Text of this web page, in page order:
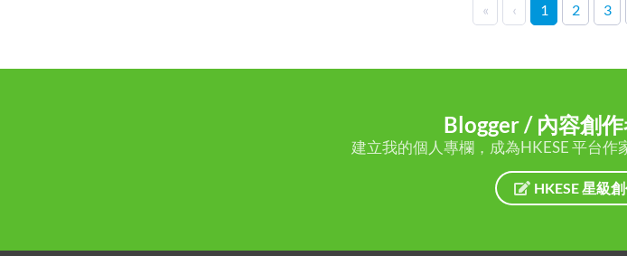
« ‹ 1 2 3
Blogger / 內容創
建立我的個人專欄，成為HKESE 平台作
HKESE 星級